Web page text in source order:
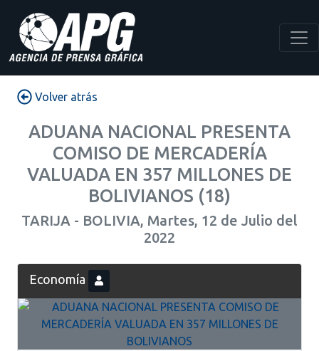
Volver atrás
ADUANA NACIONAL PRESENTA
COMISO DE MERCADERÍA
VALUADA EN 357 MILLONES DE
BOLIVIANOS (18)
TARIJA - BOLIVIA, Martes, 12 de Julio del
2022
Economía